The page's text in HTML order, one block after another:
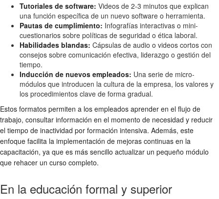
Tutoriales de software: Videos de 2-3 minutos que explican
una función específica de un nuevo software o herramienta.
Pautas de cumplimiento: Infografías interactivas o mini-
cuestionarios sobre políticas de seguridad o ética laboral.
Habilidades blandas: Cápsulas de audio o videos cortos con
consejos sobre comunicación efectiva, liderazgo o gestión del
tiempo.
Inducción de nuevos empleados: Una serie de micro-
módulos que introducen la cultura de la empresa, los valores y
los procedimientos clave de forma gradual.
Estos formatos permiten a los empleados aprender en el flujo de
trabajo, consultar información en el momento de necesidad y reducir
el tiempo de inactividad por formación intensiva. Además, este
enfoque facilita la implementación de mejoras continuas en la
capacitación, ya que es más sencillo actualizar un pequeño módulo
que rehacer un curso completo.
En la educación formal y superior